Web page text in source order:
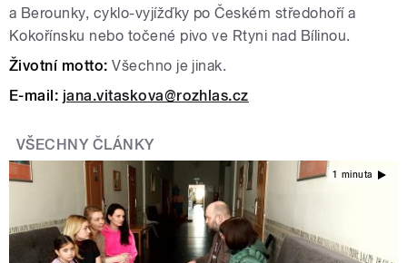
a Berounky, cyklo-vyjížďky po Českém středohoří a
Kokořínsku nebo točené pivo ve Rtyni nad Bílinou.
Životní motto: Všechno je jinak.
E-mail: jana.vitaskova@rozhlas.cz
VŠECHNY ČLÁNKY
1 minuta